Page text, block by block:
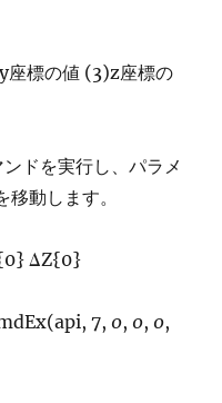
標の値 (3)z座標の
ドを実行し、パラメ
動します。
ΔZ{0}
7,0,0,0,